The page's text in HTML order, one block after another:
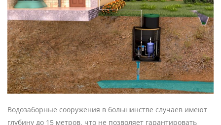
Водозаборные сооружения в большинстве случаев имеют
глубину до 15 метров, что не позволяет гарантировать